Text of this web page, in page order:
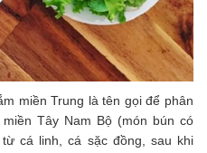
miền Trung là tên gọi để phân
Tây Nam Bộ (món bún có
cá linh, cá sặc đồng, sau khi